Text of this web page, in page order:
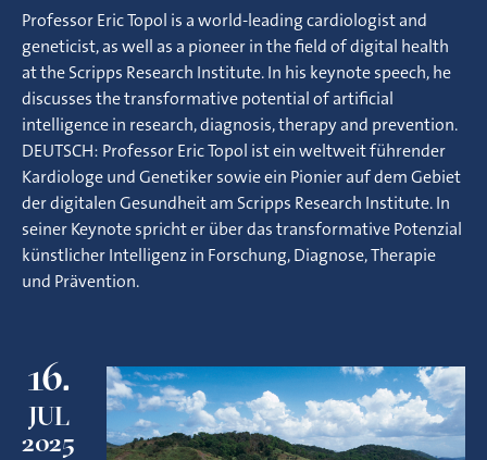
Professor Eric Topol is a world-leading cardiologist and
geneticist, as well as a pioneer in the field of digital health
at the Scripps Research Institute. In his keynote speech, he
discusses the transformative potential of artificial
intelligence in research, diagnosis, therapy and prevention.
DEUTSCH: Professor Eric Topol ist ein weltweit führender
Kardiologe und Genetiker sowie ein Pionier auf dem Gebiet
der digitalen Gesundheit am Scripps Research Institute. In
seiner Keynote spricht er über das transformative Potenzial
künstlicher Intelligenz in Forschung, Diagnose, Therapie
und Prävention.
16.
JUL
2025